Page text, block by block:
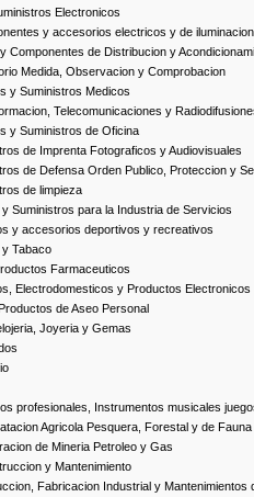
Electronicos
y accesorios electricos y de iluminacion
Componentes de Distribucion y
Medida, Observacion y Comprobacion
y Suministros Medicos
Telecomunicaciones y
y Suministros de Oficina
de Imprenta Fotograficos y Audiovisuales
de Defensa Orden Publico, Proteccion y
de limpieza
Suministros para la Industria de Servicios
y accesorios deportivos y recreativos
Tabaco
Farmaceuticos
Electrodomesticos y Productos Electronicos
de Aseo Personal
Joyeria y Gemas
profesionales, Instrumentos musicales
Agricola Pesquera, Forestal y de Fauna
de Mineria Petroleo y Gas
y Mantenimiento
Fabricacion Industrial y Mantenimientos